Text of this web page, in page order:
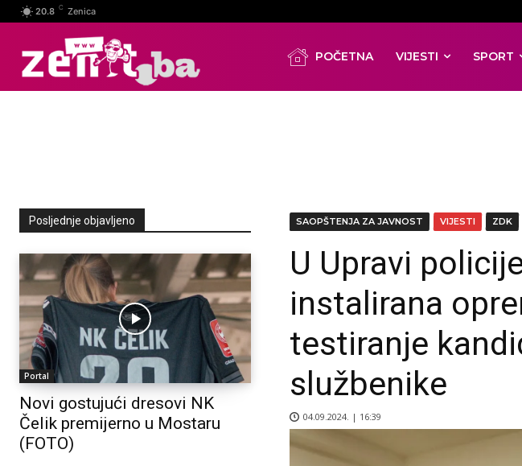
20.8 C Zenica
POČETNA VIJESTI SPORT
Posljednje objavljeno
Portal
Novi gostujući dresovi NK
Čelik premijerno u Mostaru
(FOTO)
SAOPŠTENJA ZA JAVNOST VIJESTI ZDK
U Upravi
instalirana
testiranje
službenike
04.09.2024. | 16:39